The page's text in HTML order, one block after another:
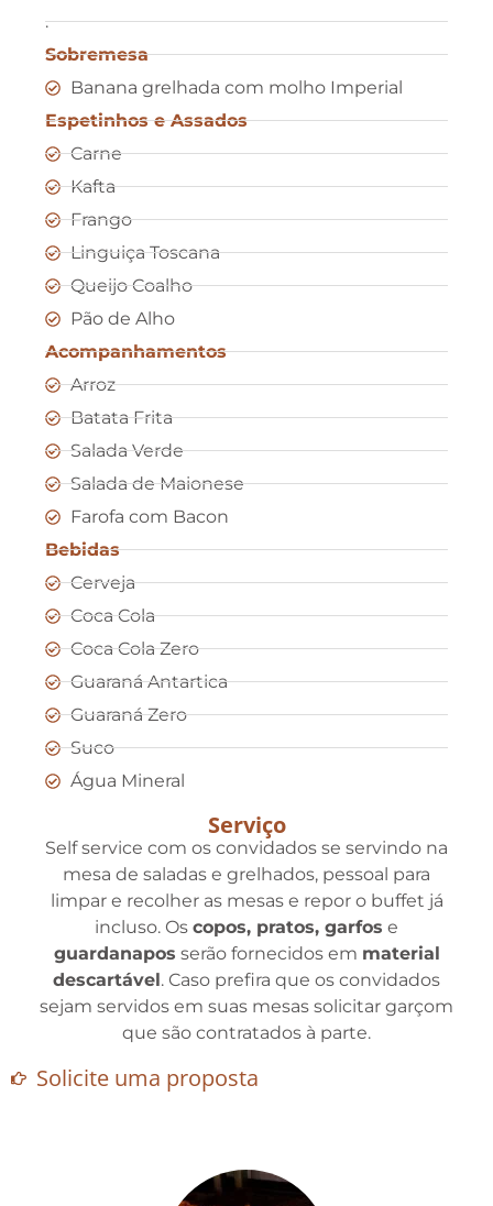
.
Sobremesa
Banana grelhada com molho Imperial
Espetinhos e Assados
Carne
Kafta
Frango
Linguiça Toscana
Queijo Coalho
Pão de Alho
Acompanhamentos
Arroz
Batata Frita
Salada Verde
Salada de Maionese
Farofa com Bacon
Bebidas
Cerveja
Coca Cola
Coca Cola Zero
Guaraná Antartica
Guaraná Zero
Suco
Água Mineral
Serviço
Self service com os convidados se servindo na
mesa de saladas e grelhados, pessoal para
limpar e recolher as mesas e repor o buffet já
incluso. Os copos, pratos, garfos e
guardanapos serão fornecidos em material
descartável. Caso prefira que os convidados
sejam servidos em suas mesas solicitar garçom
que são contratados à parte.
Solicite uma proposta